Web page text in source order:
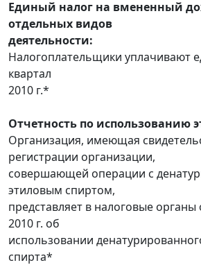
Единый налог на вмененный
отдельных видов
деятельности:
Налогоплательщики уплачивают
квартал
2010 г.*
Отчетность по использованию
Организация, имеющая
регистрации организации,
совершающей операции с
этиловым спиртом,
представляет в налоговые органы
2010 г. об
использовании
спирта*